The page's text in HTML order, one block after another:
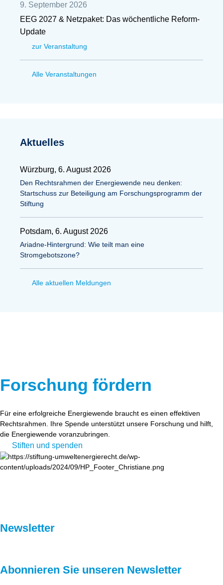
9. September 2026
EEG 2027 & Netzpaket: Das wöchentliche Reform-
Update
zur Veranstaltung
Alle Veranstaltungen
Aktuelles
Würzburg, 6. August 2026
Den Rechtsrahmen der Energiewende neu denken:
Startschuss zur Beteiligung am Forschungsprogramm der
Stiftung
Potsdam, 6. August 2026
Ariadne-Hintergrund: Wie teilt man eine
Stromgebotszone?
Alle aktuellen Meldungen
Forschung fördern
Für eine erfolgreiche Energiewende braucht es einen effektiven
Rechtsrahmen. Ihre Spende unterstützt unsere Forschung und hilft,
die Energiewende voranzubringen.
Stiften und spenden
Newsletter
Abonnieren Sie unseren Newsletter